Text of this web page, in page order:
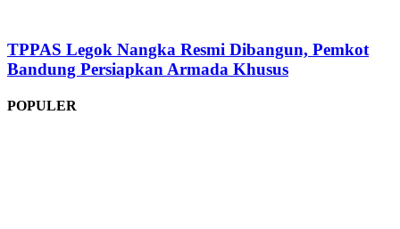
TPPAS Legok Nangka Resmi Dibangun, Pemkot
Bandung Persiapkan Armada Khusus
POPULER